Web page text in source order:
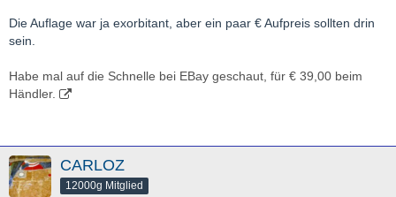
Die Auflage war ja exorbitant, aber ein paar € Aufpreis sollten drin
sein.
Habe mal auf die Schnelle bei EBay geschaut, für € 39,00 beim
Händler.
CARLOZ
12000g Mitglied